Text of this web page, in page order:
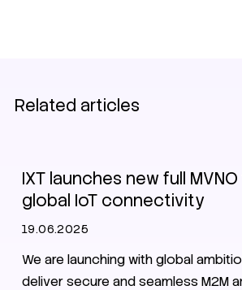
Related articles
IXT launches new full
global IoT connectivity
19.06.2025
We are launching with global
deliver secure and seamless M2M